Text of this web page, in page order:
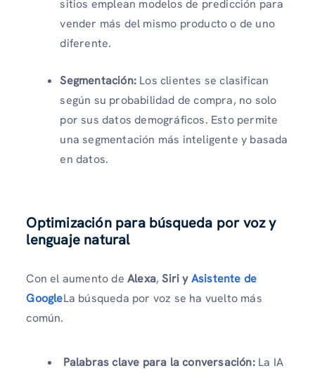
sitios emplean modelos de predicción para
vender más del mismo producto o de uno
diferente.
Segmentación: Los clientes se clasifican
según su probabilidad de compra, no solo
por sus datos demográficos. Esto permite
una segmentación más inteligente y basada
en datos.
Optimización para búsqueda por voz y
lenguaje natural
Con el aumento de Alexa,Siri yAsistente de
GoogleLa búsqueda por voz se ha vuelto más
común.
Palabras clave para la conversación:La IA